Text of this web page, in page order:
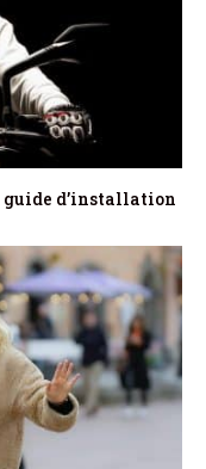
guide d’installation